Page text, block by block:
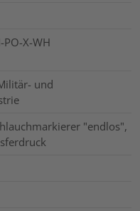
PO-X-WH
und
"endlos",